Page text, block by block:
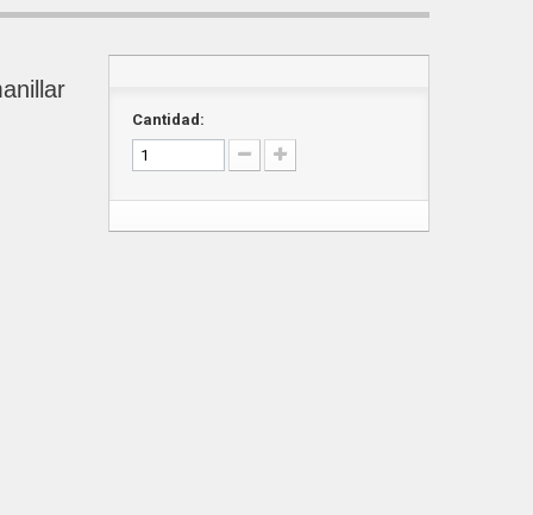
Cantidad: